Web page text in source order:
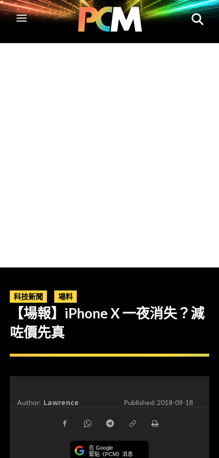
科技新聞 場料
【場報】iPhone X 一夜消失？減
咗價先真
Author: Lawrence Published:2018-09-18
在 Google
緊貼《PCM》消息